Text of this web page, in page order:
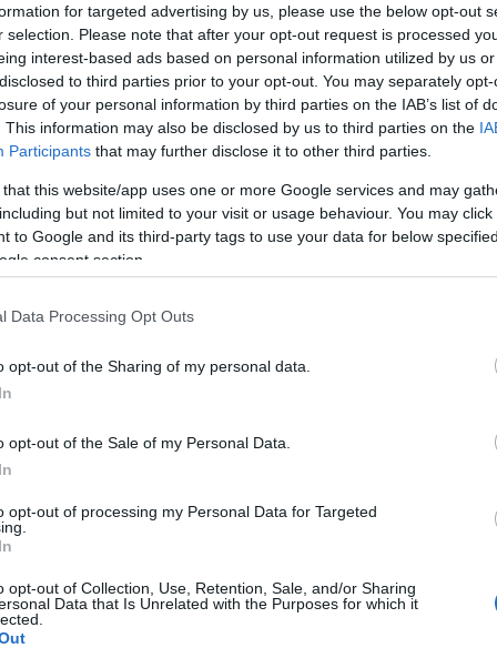
for targeted advertising by us, please use the below opt-out
selection. Please note that after your opt-out request is processed
interest-based ads based on personal information utilized by us
to third parties prior to your opt-out. You may separately
of your personal information by third parties on the IAB’s list of
This information may also be disclosed by us to third parties on the
Participants that may further disclose it to other third parties.
that this website/app uses one or more Google services and may
but not limited to your visit or usage behaviour. You may
to Google and its third-party tags to use your data for below
consent section.
Data Processing Opt Outs
opt-out of the Sharing of my personal data.
opt-out of the Sale of my Personal Data.
opt-out of processing my Personal Data for Targeted
opt-out of Collection, Use, Retention, Sale, and/or Sharing
Data that Is Unrelated with the Purposes for which it
φωτιά από αμέλεια κατά τη διάρκεια αγροτικών
πέντε φωτιές σε δασικές εκτάσεις
στη φαρέτρα της Πυροσβεστικής – 3.000
- Επιχειρούν 2 ελικόπτερα
του σκάφους μετά τη φωτιά που βύθισε δύο